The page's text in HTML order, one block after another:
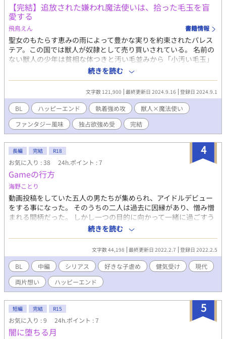
のパートナーになれるのか？ 〈第五幕〉 過去の因縁に決着をつけ
る景虎、囚われの庄助。 離れ離れの二人は、暴力と愛の果てにま
た出会い、何を見るのか？ 男たちの執念と色気香る第五幕、開
帳！ 凸凹猛獣コンビが織りなす、クスッと笑えてちょっぴりアン
グラな、ぬきさしならないヤクザ・エロコメディ！ ※性描写のあ
る回には*マークがついています。 ■□■□ ご注意 ■□■□ ・本
作品は反社会的・猟奇的な表現を扱っている箇所がありますが、
あくまで作品としての表現であり、反社会的・猟奇的行為を推奨
する意図はありません。 ・本作第一幕は、「ボイスドラマ版:ぬき
さしならへんっ〜下っ端ヤクザア♂ル開発記〜」のシナリオをノ
ベル用に新たに書き起こし、フルリメイクしたものです。 ボイス
ドラマ版※X(旧Twitter)に詳細ございます)を聴いた方もそうでな
い方も、どちらも楽しめます。 本文:夢野咲ｺ X(旧twitter)⬇
https://twitter.com/akecch_lov イラスト:みのるゅ様 twitter⬇
https://twitter.com/minomugicha pixiv⬇
https://www.pixiv.net/users/90966661
【完結】追放された嫌われ魔法使いは、拾った毛玉を盲
愛する
飛鳥えん 書籍情報
聖女のもたらす恵みの雨によって豊かな実りを約束されたパレス
テア。この国では獣人が奴隷として売り買いされている。 名前の
ない獣人の少年は貧相な体つきと汚い毛並みから「小汚い毛玉」
と呼ばれて、売り物にならない代わりに奴隷小屋で商品の世話を
させられていた。淡々と生きる毛玉の前に、見たことないほど美
しく、目を布で覆い隠した異様な風体の魔法使いが現れ「冬用の
毛皮にする」と言って獣人たちを買おうとする。仲間の獣人を見
逃す代わりに「ひざ掛け一枚分」として自分を買ってもらえるよ
うお願いする少年を、魔法使いは沼地の森に連れ帰った。いつ毛
皮を剥がされるかとビクビクしていると、魔法使いは彼を風呂に
放り込み、鋏を手に取った…… 事情があって人目を避けて暮ら
す、齢100歳以上の素直じゃない＆家事が出来ない＆独占欲が強
い天然？魔法使い【受】と、純粋だけど本能的な執着心が強い獣
人の少年（→青年）【攻】が、魔法使いの過去の因縁に巻き込ま
れていくお話です。 女性の登場人物が出てきます。 （完結済。感
想いただけたらとても嬉しいです！） ブクマや評価、誤字報
告、大変ありがとうございます！
続きを読む
文字数 121,900 最終更新日 2024.9.16 登録日 2024.9.1
BL ハッピーエンド 執着強め攻
獣人×魔法使い
ファンタジー風味
独占欲強め受 完結
4
長編 完結 R18
お気に入り : 38 24h.ポイント : 7
Gameの行方
海野ことり
動画投稿をしていた五人の男たちが集められ、アイドルデビュー
をする事になった。 そのうちの二人は過去に因縁があり、憎み憎
まれる間柄だった。 しかし一つの目的に向かって一緒に過ごすう
ちに気持ちが変わっていき、互いに想いを寄せるようになる。 過
去の因縁が表沙汰になり、その理由を知った時に一方的に憎んで
いた男は後悔する――。 好きな子を虐めちゃう男がギャフンと言
わされ、最終的にはラブラブハッピーな中編です。 宜しくお願い
します。 ※）Pixivで元になった話を投稿しています。 ※）ムーン
ライトノベルズにも同時投稿しています。 ※）エロは最後に両想
いえっちが軽くある程度です。いつもほどは濃くありません。
続きを読む
文字数 44,198 最終更新日 2022.2.7 登録日 2022.2.5
BL 中編 シリアス 好きな子虐め 健気受け
現代
両片想い
ハッピーエンド
5
短編 完結 R15
お気に入り : 9 24h.ポイント : 7
闇に堕ちる月